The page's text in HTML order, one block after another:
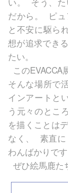
だから。 ピュ
と不安に駆ら
想が追求でき
たい。
この
そんな場所で
インアートと
う元々のとこ
を描くことは
なく、 素直に
わんばかりです
ぜひ絵馬鹿た